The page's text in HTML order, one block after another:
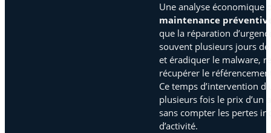
Une analyse économique
maintenance
que la réparation
souvent plusieurs jours
et éradiquer le malware,
récupérer le
Ce temps d’intervention
plusieurs fois le prix d’un
sans compter les pertes
d’activité.